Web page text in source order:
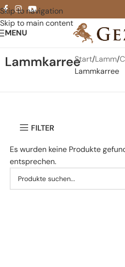
Skip to navigation
Skip to main content
MENU
LammkarreeStart Lamm
Lammkarree
FILTER
Es wurden keine Produkte
entsprechen.